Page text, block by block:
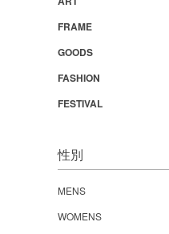
FRAME
GOODS
FASHION
FESTIVAL
性別
MENS
WOMENS